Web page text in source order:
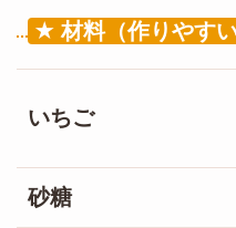
材料（作りやすい
いちご
砂糖